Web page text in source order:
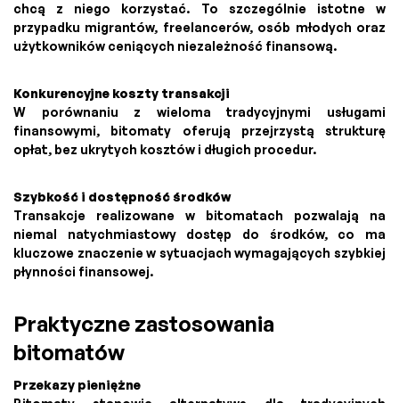
chcą z niego korzystać. To szczególnie istotne w
przypadku migrantów, freelancerów, osób młodych oraz
użytkowników ceniących niezależność finansową.
Konkurencyjne koszty transakcji
W porównaniu z wieloma tradycyjnymi usługami
finansowymi, bitomaty oferują przejrzystą strukturę
opłat, bez ukrytych kosztów i długich procedur.
Szybkość i dostępność środków
Transakcje realizowane w bitomatach pozwalają na
niemal natychmiastowy dostęp do środków, co ma
kluczowe znaczenie w sytuacjach wymagających szybkiej
płynności finansowej.
Praktyczne zastosowania
bitomatów
Przekazy pieniężne